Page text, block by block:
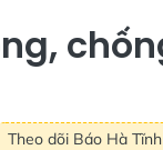
Theo dõi Báo Hà